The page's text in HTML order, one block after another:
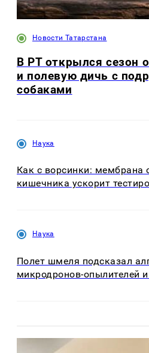
Новости Татарстана
В РТ открылся сезон
и полевую дичь с
собаками
Наука
Как с ворсинки: мембрана
кишечника ускорит
Наука
Полет шмеля подсказал
микродронов-опылителей